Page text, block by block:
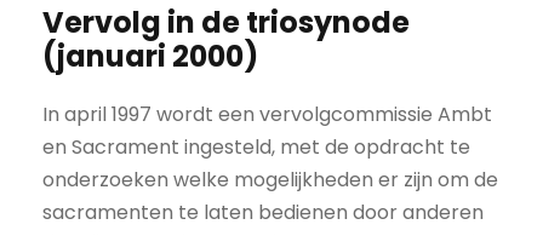
Vervolg in de triosynode
(januari 2000)
In april 1997 wordt een vervolgcommissie Ambt
en Sacrament ingesteld, met de opdracht te
onderzoeken welke mogelijkheden er zijn om de
sacramenten te laten bedienen door anderen